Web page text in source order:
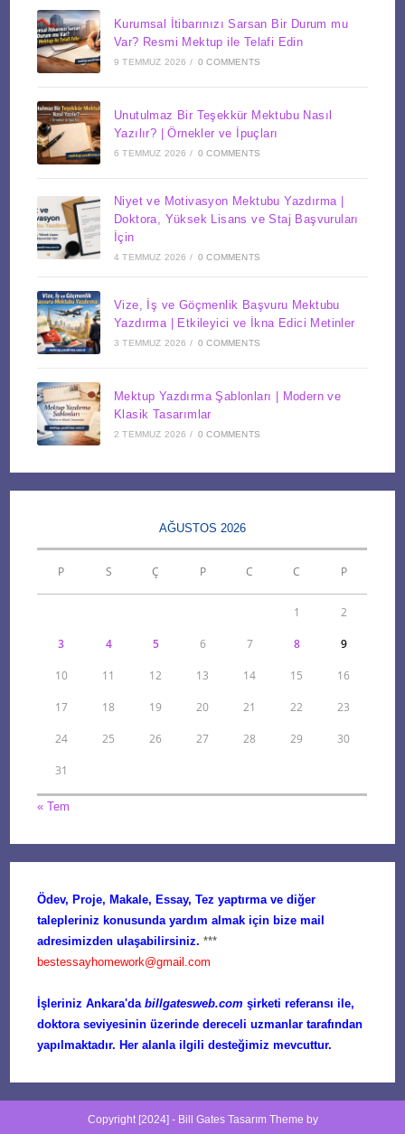
Kurumsal İtibarınızı Sarsan Bir Durum mu
Var? Resmi Mektup ile Telafi Edin
9 TEMMUZ 2026 / 0 COMMENTS
Unutulmaz Bir Teşekkür Mektubu Nasıl
Yazılır? | Örnekler ve İpuçları
6 TEMMUZ 2026 / 0 COMMENTS
Niyet ve Motivasyon Mektubu Yazdırma |
Doktora, Yüksek Lisans ve Staj Başvuruları
İçin
4 TEMMUZ 2026 / 0 COMMENTS
Vize, İş ve Göçmenlik Başvuru Mektubu
Yazdırma | Etkileyici ve İkna Edici Metinler
3 TEMMUZ 2026 / 0 COMMENTS
Mektup Yazdırma Şablonları | Modern ve
Klasik Tasarımlar
2 TEMMUZ 2026 / 0 COMMENTS
AĞUSTOS 2026
P S Ç P C C P
1 2
3 4 5 6 7 8 9
10 11 12 13 14 15 16
17 18 19 20 21 22 23
24 25 26 27 28 29 30
31
« Tem
Ödev, Proje, Makale, Essay, Tez yaptırma ve diğer
talepleriniz konusunda yardım almak için bize mail
adresimizden ulaşabilirsiniz. ***
bestessayhomework@gmail.com
İşleriniz Ankara'dabillgatesweb.com şirketi referansı ile,
doktora seviyesinin üzerinde dereceli uzmanlar tarafından
yapılmaktadır. Her alanla ilgili desteğimiz mevcuttur.
Copyright [2024] - Bill Gates TasarımTheme by